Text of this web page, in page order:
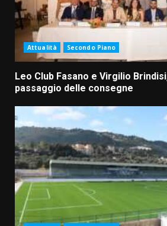
Attualità Secondo Piano
Leo Club Fasano e Virgilio
passaggio delle consegne